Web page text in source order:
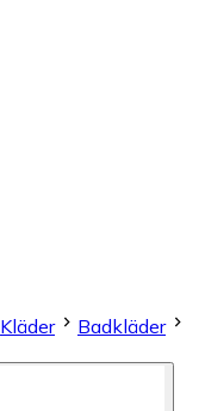
Kläder
Badkläder